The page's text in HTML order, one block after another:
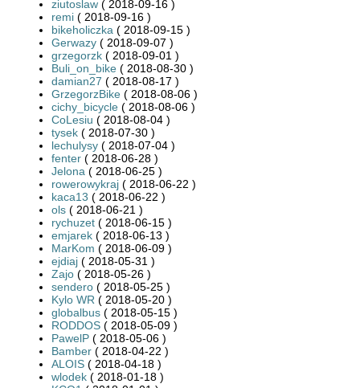
ziutoslaw ( 2018-09-16 )
remi ( 2018-09-16 )
bikeholiczka ( 2018-09-15 )
Gerwazy ( 2018-09-07 )
grzegorzk ( 2018-09-01 )
Buli_on_bike ( 2018-08-30 )
damian27 ( 2018-08-17 )
GrzegorzBike ( 2018-08-06 )
cichy_bicycle ( 2018-08-06 )
CoLesiu ( 2018-08-04 )
tysek ( 2018-07-30 )
lechulysy ( 2018-07-04 )
fenter ( 2018-06-28 )
Jelona ( 2018-06-25 )
rowerowykraj ( 2018-06-22 )
kaca13 ( 2018-06-22 )
ols ( 2018-06-21 )
rychuzet ( 2018-06-15 )
emjarek ( 2018-06-13 )
MarKom ( 2018-06-09 )
ejdiaj ( 2018-05-31 )
Zajo ( 2018-05-26 )
sendero ( 2018-05-25 )
Kylo WR ( 2018-05-20 )
globalbus ( 2018-05-15 )
RODDOS ( 2018-05-09 )
PawelP ( 2018-05-06 )
Bamber ( 2018-04-22 )
ALOIS ( 2018-04-18 )
wlodek ( 2018-01-18 )